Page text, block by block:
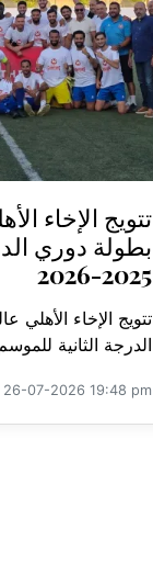
تتويج الإخاء
بطولة دوري
2025-2026
تتويج الإخاء الأهلي
الدرجة الثانية للموسم 2025-2026
26-07-2026 19:48 pm